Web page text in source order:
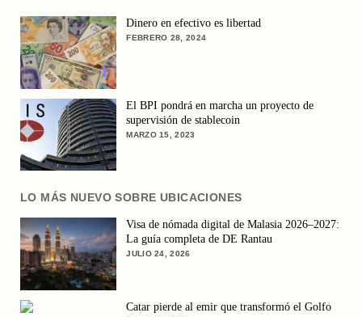
Dinero en efectivo es libertad
FEBRERO 28, 2024
El BPI pondrá en marcha un proyecto de
supervisión de stablecoin
MARZO 15, 2023
LO MÁS NUEVO SOBRE UBICACIONES
Visa de nómada digital de Malasia 2026–2027:
La guía completa de DE Rantau
JULIO 24, 2026
Catar pierde al emir que transformó el Golfo